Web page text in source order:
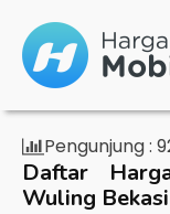
Pengunjung :
Daftar
Wuling Bekasi